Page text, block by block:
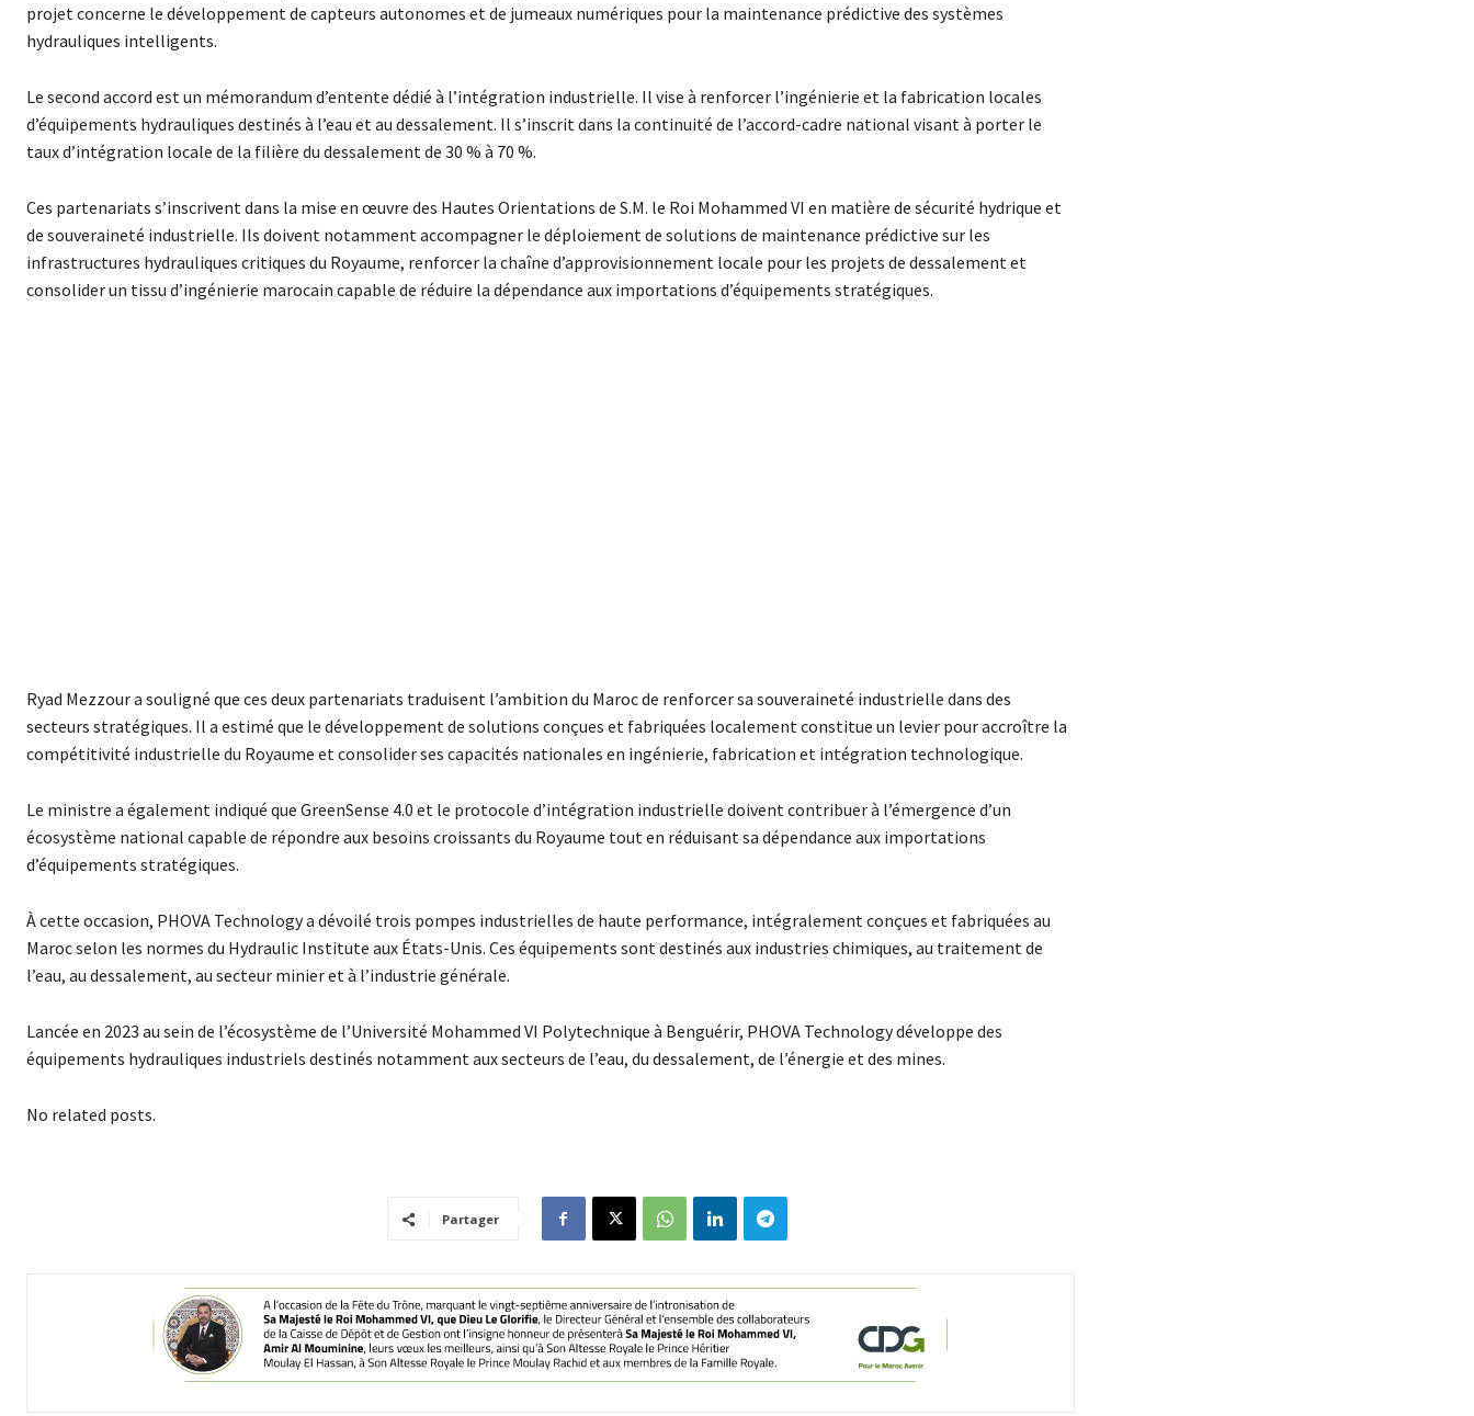
projet concerne le développement de capteurs autonomes et de jumeaux numériques pour la maintenance prédictive des systèmes
hydrauliques intelligents.
Le second accord est un mémorandum d’entente dédié à l’intégration industrielle. Il vise à renforcer l’ingénierie et la fabrication locales
d’équipements hydrauliques destinés à l’eau et au dessalement. Il s’inscrit dans la continuité de l’accord-cadre national visant à porter le
taux d’intégration locale de la filière du dessalement de 30 % à 70 %.
Ces partenariats s’inscrivent dans la mise en œuvre des Hautes Orientations de S.M. le Roi Mohammed VI en matière de sécurité hydrique et
de souveraineté industrielle. Ils doivent notamment accompagner le déploiement de solutions de maintenance prédictive sur les
infrastructures hydrauliques critiques du Royaume, renforcer la chaîne d’approvisionnement locale pour les projets de dessalement et
consolider un tissu d’ingénierie marocain capable de réduire la dépendance aux importations d’équipements stratégiques.
Ryad Mezzour a souligné que ces deux partenariats traduisent l’ambition du Maroc de renforcer sa souveraineté industrielle dans des
secteurs stratégiques. Il a estimé que le développement de solutions conçues et fabriquées localement constitue un levier pour accroître la
compétitivité industrielle du Royaume et consolider ses capacités nationales en ingénierie, fabrication et intégration technologique.
Le ministre a également indiqué que GreenSense 4.0 et le protocole d’intégration industrielle doivent contribuer à l’émergence d’un
écosystème national capable de répondre aux besoins croissants du Royaume tout en réduisant sa dépendance aux importations
d’équipements stratégiques.
À cette occasion, PHOVA Technology a dévoilé trois pompes industrielles de haute performance, intégralement conçues et fabriquées au
Maroc selon les normes du Hydraulic Institute aux États-Unis. Ces équipements sont destinés aux industries chimiques, au traitement de
l’eau, au dessalement, au secteur minier et à l’industrie générale.
Lancée en 2023 au sein de l’écosystème de l’Université Mohammed VI Polytechnique à Benguérir, PHOVA Technology développe des
équipements hydrauliques industriels destinés notamment aux secteurs de l’eau, du dessalement, de l’énergie et des mines.
No related posts.
Partager